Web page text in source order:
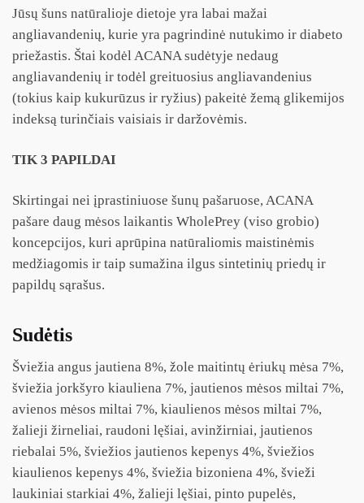
Jūsų šuns natūralioje dietoje yra labai mažai
angliavandenių, kurie yra pagrindinė nutukimo ir diabeto
priežastis. Štai kodėl ACANA sudėtyje nedaug
angliavandenių ir todėl greituosius angliavandenius
(tokius kaip kukurūzus ir ryžius) pakeitė žemą glikemijos
indeksą turinčiais vaisiais ir daržovėmis.
TIK 3 PAPILDAI
Skirtingai nei įprastiniuose šunų pašaruose, ACANA
pašare daug mėsos laikantis WholePrey (viso grobio)
koncepcijos, kuri aprūpina natūraliomis maistinėmis
medžiagomis ir taip sumažina ilgus sintetinių priedų ir
papildų sąrašus.
Sudėtis
Šviežia angus jautiena 8%, žole maitintų ėriukų mėsa 7%,
šviežia jorkšyro kiauliena 7%, jautienos mėsos miltai 7%,
avienos mėsos miltai 7%, kiaulienos mėsos miltai 7%,
žalieji žirneliai, raudoni lęšiai, avinžirniai, jautienos
riebalai 5%, šviežios jautienos kepenys 4%, šviežios
kiaulienos kepenys 4%, šviežia bizoniena 4%, švieži
laukiniai starkiai 4%, žalieji lęšiai, pinto pupelės,